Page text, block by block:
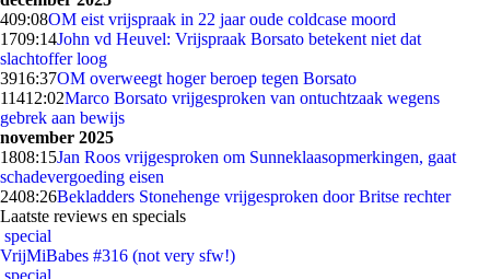
409:08OM eist vrijspraak in 22 jaar oude coldcase moord
1709:14John vd Heuvel: Vrijspraak Borsato betekent niet dat
slachtoffer loog
3916:37OM overweegt hoger beroep tegen Borsato
11412:02Marco Borsato vrijgesproken van ontuchtzaak wegens
gebrek aan bewijs
november 2025
1808:15Jan Roos vrijgesproken om Sunneklaasopmerkingen, gaat
schadevergoeding eisen
2408:26Bekladders Stonehenge vrijgesproken door Britse rechter
Laatste reviews en specials
special
VrijMiBabes #316 (not very sfw!)
special